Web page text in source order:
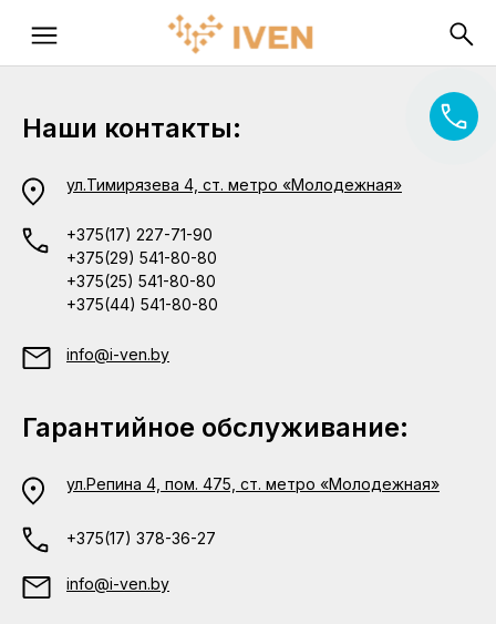
Наши контакты:
ул.Тимирязева 4, ст. метро «Молодежная»
+375(17) 227-71-90
+375(29) 541-80-80
+375(25) 541-80-80
+375(44) 541-80-80
info@i-ven.by
Гарантийное обслуживание:
ул.Репина 4, пом. 475, ст. метро «Молодежная»
+375(17) 378-36-27
info@i-ven.by